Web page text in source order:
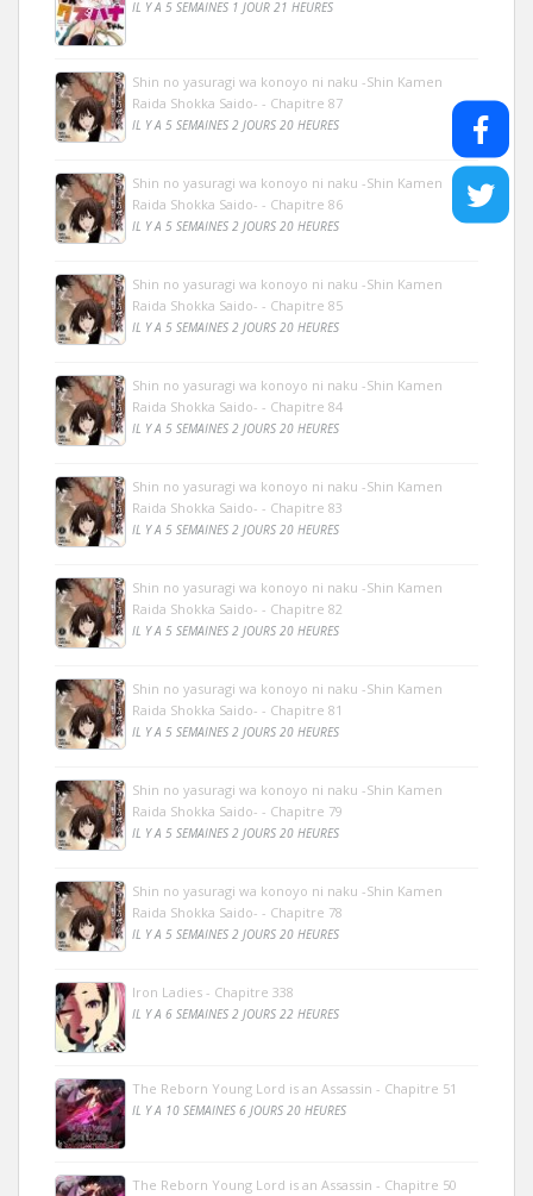
IL Y A 5 SEMAINES 1 JOUR 21 HEURES
Shin no yasuragi wa konoyo ni naku -Shin Kamen
Raida Shokka Saido- - Chapitre 87
IL Y A 5 SEMAINES 2 JOURS 20 HEURES
Shin no yasuragi wa konoyo ni naku -Shin Kamen
Raida Shokka Saido- - Chapitre 86
IL Y A 5 SEMAINES 2 JOURS 20 HEURES
Shin no yasuragi wa konoyo ni naku -Shin Kamen
Raida Shokka Saido- - Chapitre 85
IL Y A 5 SEMAINES 2 JOURS 20 HEURES
Shin no yasuragi wa konoyo ni naku -Shin Kamen
Raida Shokka Saido- - Chapitre 84
IL Y A 5 SEMAINES 2 JOURS 20 HEURES
Shin no yasuragi wa konoyo ni naku -Shin Kamen
Raida Shokka Saido- - Chapitre 83
IL Y A 5 SEMAINES 2 JOURS 20 HEURES
Shin no yasuragi wa konoyo ni naku -Shin Kamen
Raida Shokka Saido- - Chapitre 82
IL Y A 5 SEMAINES 2 JOURS 20 HEURES
Shin no yasuragi wa konoyo ni naku -Shin Kamen
Raida Shokka Saido- - Chapitre 81
IL Y A 5 SEMAINES 2 JOURS 20 HEURES
Shin no yasuragi wa konoyo ni naku -Shin Kamen
Raida Shokka Saido- - Chapitre 79
IL Y A 5 SEMAINES 2 JOURS 20 HEURES
Shin no yasuragi wa konoyo ni naku -Shin Kamen
Raida Shokka Saido- - Chapitre 78
IL Y A 5 SEMAINES 2 JOURS 20 HEURES
Iron Ladies - Chapitre 338
IL Y A 6 SEMAINES 2 JOURS 22 HEURES
The Reborn Young Lord is an Assassin - Chapitre 51
IL Y A 10 SEMAINES 6 JOURS 20 HEURES
The Reborn Young Lord is an Assassin - Chapitre 50